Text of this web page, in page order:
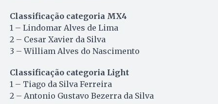
Classificação categoria MX4
1 – Lindomar Alves de Lima
2 – Cesar Xavier da Silva
3 – William Alves do Nascimento
Classificação categoria Light
1 – Tiago da Silva Ferreira
2 – Antonio Gustavo Bezerra da Silva